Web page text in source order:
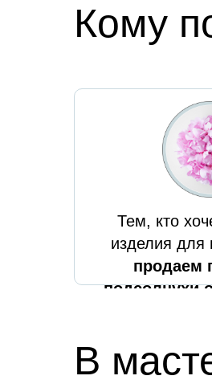
Кому
Тем, кто
изделия для
продаем
подсолнухи
В